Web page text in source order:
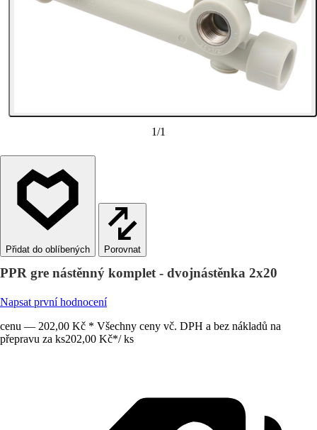
1/1
Porovnat
PPR gre nástěnný komplet - dvojnástěnka 2x20
Napsat první hodnocení
cenu — 202,00 Kč * Všechny ceny vč. DPH a bez nákladů na
přepravu za ks202,00 Kč*/ ks